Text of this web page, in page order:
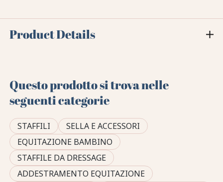
Product Details
Questo prodotto si trova nelle
seguenti categorie
STAFFILI
SELLA E ACCESSORI
EQUITAZIONE BAMBINO
STAFFILE DA DRESSAGE
ADDESTRAMENTO EQUITAZIONE